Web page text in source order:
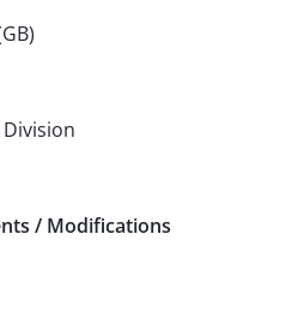
/ Modifications